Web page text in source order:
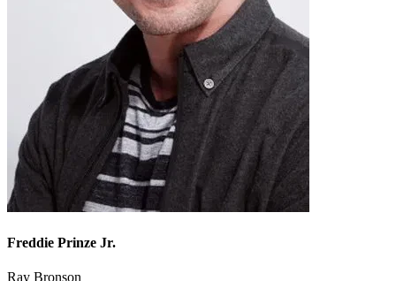
Freddie Prinze Jr.
Ray Bronson